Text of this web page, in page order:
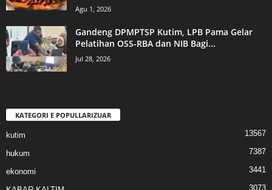
Agu 1, 2026
Gandeng DPMPTSP Kutim, LPB Pama Gelar
Pelatihan OSS-RBA dan NIB Bagi...
Jul 28, 2026
KATEGORI E POPULLARIZUAR
kutim 13567
hukum 7387
ekonomi 3441
3073